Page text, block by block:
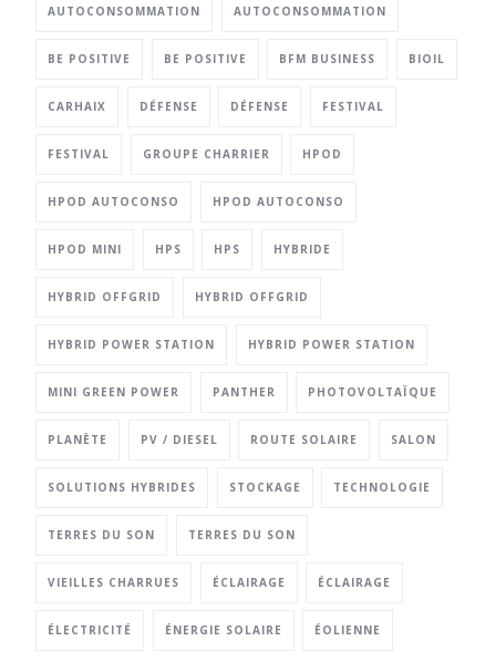
AUTOCONSOMMATION AUTOCONSOMMATION
BE POSITIVE BE POSITIVE BFM BUSINESS BIOIL
CARHAIX DÉFENSE DÉFENSE FESTIVAL
FESTIVAL GROUPE CHARRIER HPOD
HPOD AUTOCONSO HPOD AUTOCONSO
HPOD MINI HPS HPS HYBRIDE
HYBRID OFFGRID HYBRID OFFGRID
HYBRID POWER STATION HYBRID POWER STATION
MINI GREEN POWER PANTHER PHOTOVOLTAÏQUE
PLANÈTE PV / DIESEL ROUTE SOLAIRE SALON
SOLUTIONS HYBRIDES STOCKAGE TECHNOLOGIE
TERRES DU SON TERRES DU SON
VIEILLES CHARRUES ÉCLAIRAGE ÉCLAIRAGE
ÉLECTRICITÉ ÉNERGIE SOLAIRE ÉOLIENNE